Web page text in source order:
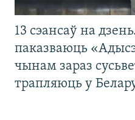
13 сэансаў на
паказваюць
чынам зараз
трапляюць у